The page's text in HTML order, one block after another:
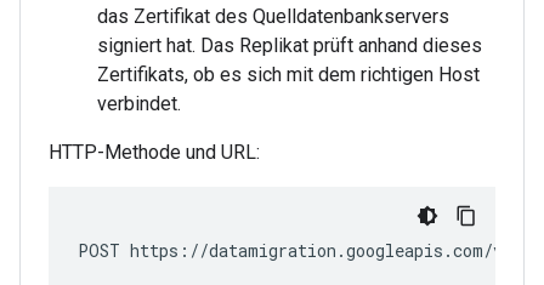
das Zertifikat des Quelldatenbankservers
signiert hat. Das Replikat prüft anhand dieses
Zertifikats, ob es sich mit dem richtigen Host
verbindet.
HTTP-Methode und URL:
POST https://datamigration.googleapis.com/v1/